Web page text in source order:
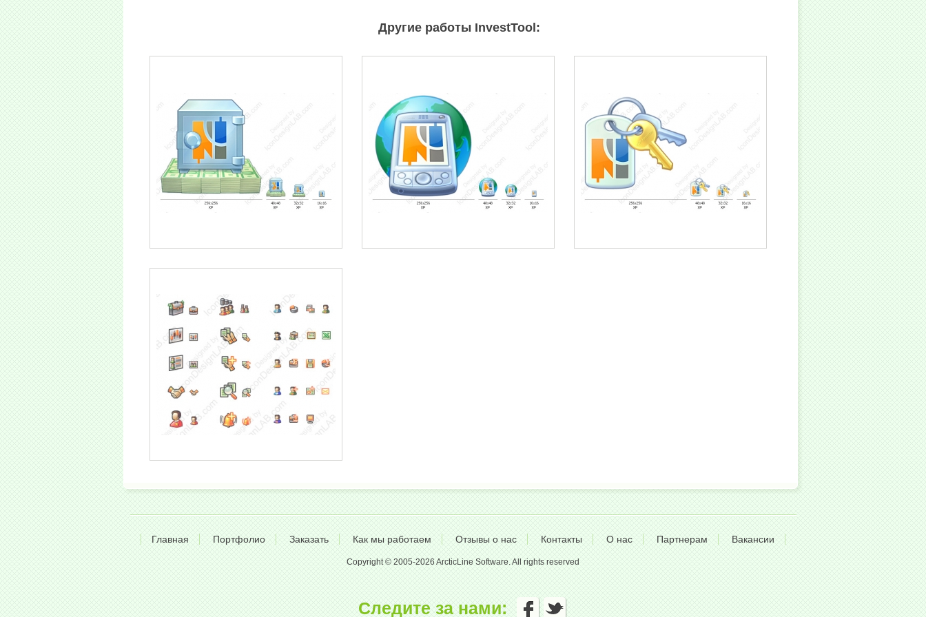
Другие работы InvestTool:
Главная Портфолио Заказать Как мы работаем Отзывы о нас Контакты О нас Партнерам Вакансии
Copyright © 2005-2026 ArcticLine Software. All rights reserved
Следите за нами: